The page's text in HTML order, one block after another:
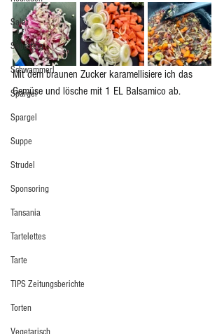
Salat
Sauerteig
Schwammerl
Spargel
Spargel
Suppe
Strudel
Sponsoring
Tansania
Tartelettes
Tarte
TIPS Zeitungsberichte
Torten
Vegetarisch
Mit dem braunen Zucker karamellisiere ich das
Gemüse und lösche mit 1 EL Balsamico ab.